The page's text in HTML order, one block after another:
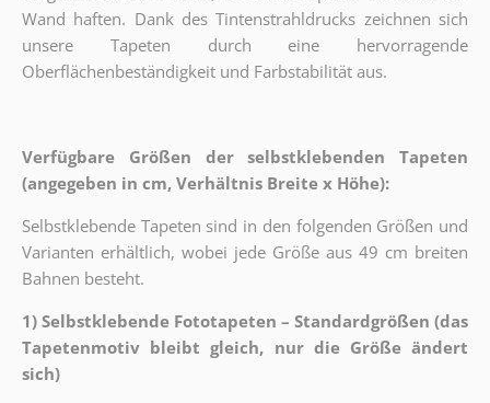
Wand haften. Dank des Tintenstrahldrucks zeichnen sich
unsere Tapeten durch eine hervorragende
Oberflächenbeständigkeit und Farbstabilität aus.
Verfügbare Größen der selbstklebenden Tapeten
(angegeben in cm, Verhältnis Breite x Höhe):
Selbstklebende Tapeten sind in den folgenden Größen und
Varianten erhältlich, wobei jede Größe aus 49 cm breiten
Bahnen besteht.
1) Selbstklebende Fototapeten – Standardgrößen (das
Tapetenmotiv bleibt gleich, nur die Größe ändert
sich)